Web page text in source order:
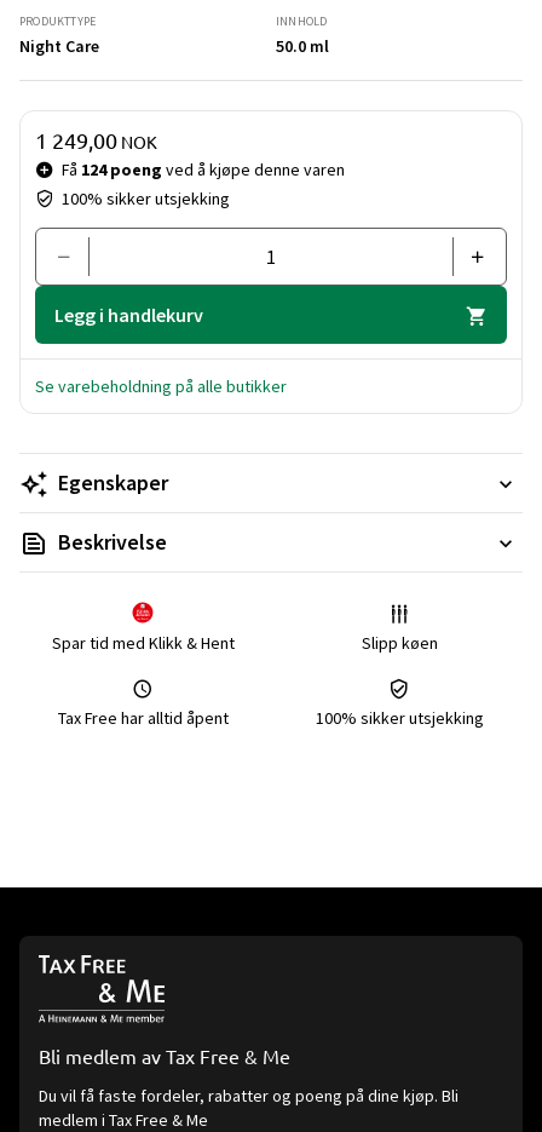
PRODUKTTYPE
Night Care
INNHOLD
50.0 ml
Pris og mengde
Få 124 poeng ved å kjøpe denne varen
100% sikker utsjekking
1 249,00 NOK
Legg i handlekurv
Se varebeholdning på alle butikker
Egenskaper
Beskrivelse
Spar tid med Klikk & Hent Slipp køen
Tax Free har alltid åpent 100% sikker utsjekking
Bli medlem av Tax Free & Me
Du vil få faste fordeler, rabatter og poeng på dine kjøp. Bli
medlem i Tax Free & Me